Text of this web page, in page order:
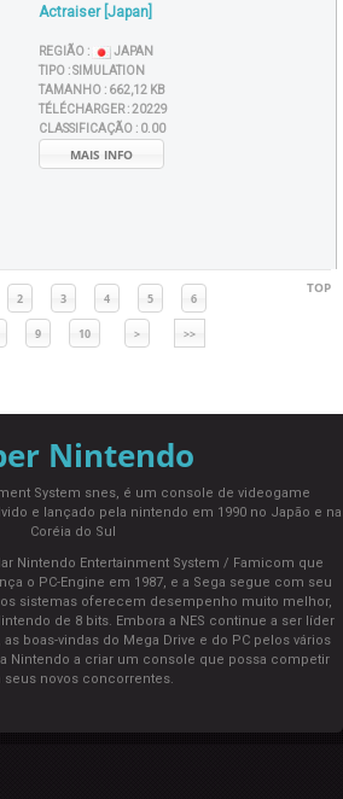
Actraiser [Japan]
REGIÃO :
JAPAN
TIPO :SIMULATION
TAMANHO : 662,12 KB
TÉLÉCHARGER :20229
CLASSIFICAÇÃO : 0.00
MAIS INFO
2 3 4 5 6
9 10 > >>
TOP
Nintendo
System snes, é um console de videogame
e lançado pela nintendo em 1990 no Japão e na
Coréia do Sul
Nintendo Entertainment System / Famicom que
o PC-Engine em 1987, e a Sega segue com seu
os sistemas oferecem desempenho muito melhor,
de 8 bits. Embora a NES continue a ser líder
boas-vindas do Mega Drive e do PC pelos vários
Nintendo a criar um console que possa competir
seus novos concorrentes.